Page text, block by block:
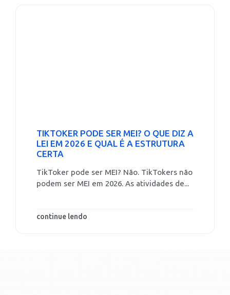
TIKTOKER PODE SER MEI? O QUE DIZ A
LEI EM 2026 E QUAL É A ESTRUTURA
CERTA
TikToker pode ser MEI? Não. TikTokers não
podem ser MEI em 2026. As atividades de...
continue lendo